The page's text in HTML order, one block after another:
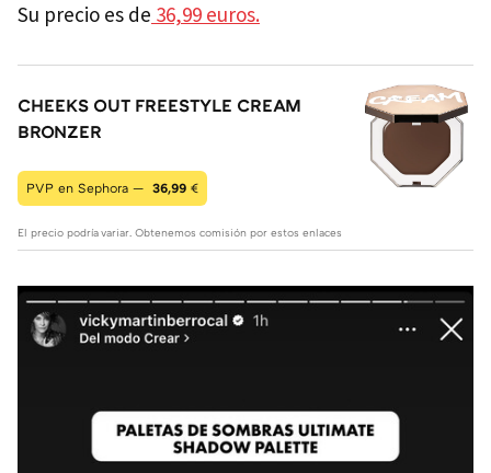
Su precio es de 36,99 euros.
CHEEKS OUT FREESTYLE CREAM
BRONZER
PVP en Sephora — 36,99 €
El precio podría variar. Obtenemos comisión por estos enlaces